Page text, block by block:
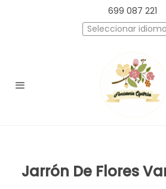
699 087 221
Seleccionar idioma
Jarrón De Flores